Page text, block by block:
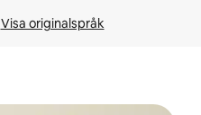
Visa originalspråk